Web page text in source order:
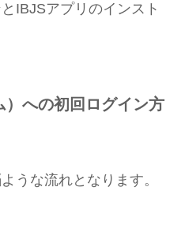
IBJSアプリのインスト
への初回ログイン方
うな流れとなります。